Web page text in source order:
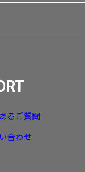
るご質問
合わせ